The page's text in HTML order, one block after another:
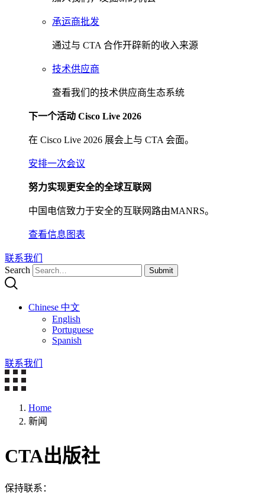
承运商批发
通过与 CTA 合作开辟新的收入来源
技术供应商
查看我们的技术供应商生态系统
下一个活动 Cisco Live 2026
在 Cisco Live 2026 展会上与 CTA 会面。
安排一次会议
努力实现更安全的全球互联网
中国电信致力于安全的互联网路由MANRS。
查看信息图表
联系我们
Search
Submit
Chinese 中文
English
Portuguese
Spanish
联系我们
Home
新闻
CTA出版社
保持联系：